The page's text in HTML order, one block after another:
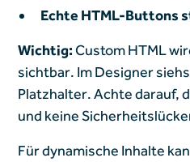
Echte HTML-Buttons
Wichtig:Custom HTML
sichtbar. Im Designer
Platzhalter. Achte darauf,
und keine
Für dynamische Inhalte